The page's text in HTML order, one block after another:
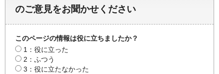
のご意見をお聞かせください
このページの情報は役に立ちましたか？
1：役に立った
2：ふつう
3：役に立たなかった